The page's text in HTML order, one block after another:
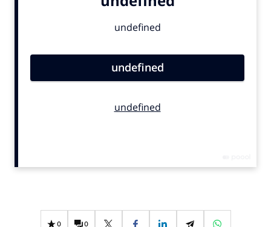
Gedragsverandering
0 0